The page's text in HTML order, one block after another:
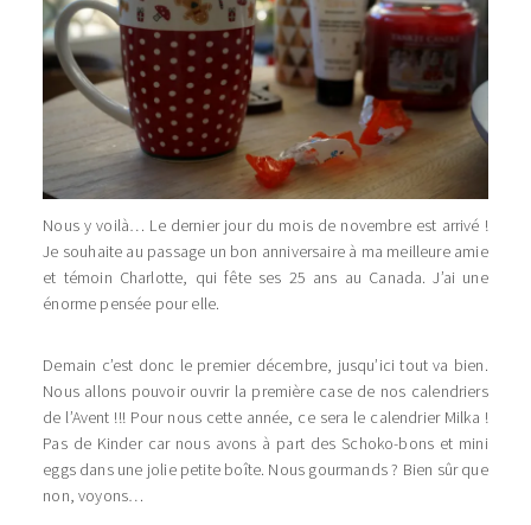
Nous y voilà… Le dernier jour du mois de novembre est arrivé !
Je souhaite au passage un bon anniversaire à ma meilleure amie
et témoin Charlotte, qui fête ses 25 ans au Canada. J’ai une
énorme pensée pour elle.
Demain c’est donc le premier décembre, jusqu’ici tout va bien.
Nous allons pouvoir ouvrir la première case de nos calendriers
de l’Avent !!! Pour nous cette année, ce sera le calendrier Milka !
Pas de Kinder car nous avons à part des Schoko-bons et mini
eggs dans une jolie petite boîte. Nous gourmands ? Bien sûr que
non, voyons…